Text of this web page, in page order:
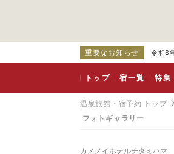
重要なお知らせ 令和8
トップ 宿一覧 特集
温泉旅館・宿予約 トップ
フォトギャラリー
カメノイホテルチタミハマ